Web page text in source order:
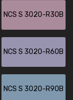
NCS S 3020-R30B
NCS S 3020-R60B
NCS S 3020-R90B